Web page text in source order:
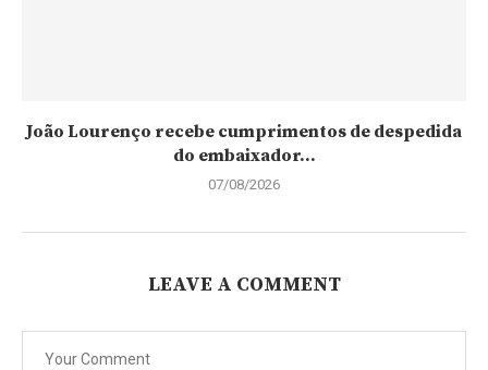
João Lourenço recebe cumprimentos de despedida
do embaixador...
07/08/2026
LEAVE A COMMENT